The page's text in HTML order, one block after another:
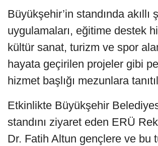
Büyükşehir’in standında akıllı
uygulamaları, eğitime destek
kültür sanat, turizm ve spor
hayata geçirilen projeler gibi
hizmet başlığı mezunlara
Etkinlikte Büyükşehir
standını ziyaret eden ERÜ
Dr. Fatih Altun gençlere ve bu